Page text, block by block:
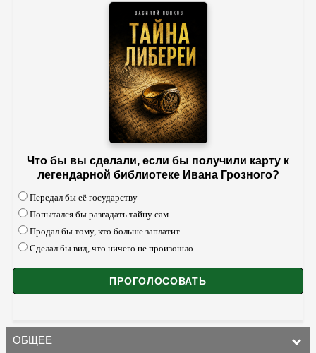
Что бы вы сделали, если бы получили карту к
легендарной библиотеке Ивана Грозного?
Передал бы её государству
Попытался бы разгадать тайну сам
Продал бы тому, кто больше заплатит
Сделал бы вид, что ничего не произошло
ОБЩЕЕ